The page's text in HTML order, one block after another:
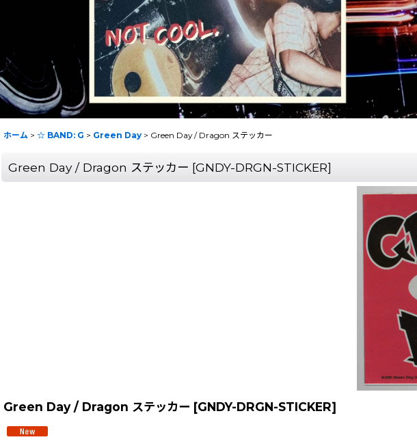
ホーム > ☆ BAND: G > Green Day > Green Day / Dragon ステッカー
Green Day / Dragon ステッカー [GNDY-DRGN-STICKER]
Green Day / Dragon ステッカー [GNDY-DRGN-STICKER]